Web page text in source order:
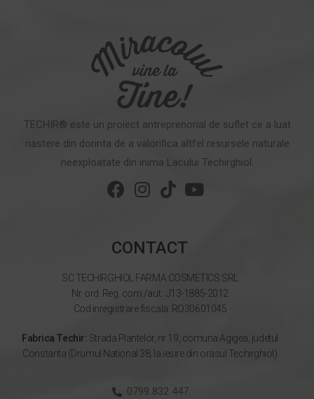
TECHIR® este un proiect antreprenorial de suflet ce a luat
nastere din dorinta de a valorifica altfel resursele naturale
neexploatate din inima Lacului Techirghiol.
CONTACT
SC TECHIRGHIOL FARMA COSMETICS SRL
Nr. ord. Reg. com./aut.: J13-1885-2012
Cod inregistrare fiscala: RO30601045
Fabrica Techir: Strada Plantelor, nr 19, comuna Agigea, judetul
Constanta (Drumul National 38, la iesire din orasul Techirghiol)
0799 832 447